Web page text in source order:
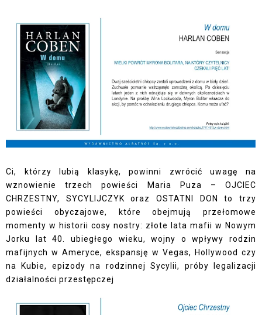
Ci, którzy lubią klasykę, powinni zwrócić uwagę na
wznowienie trzech powieści Maria Puza – OJCIEC
CHRZESTNY, SYCYLIJCZYK oraz OSTATNI DON to trzy
powieści obyczajowe, które obejmują przełomowe
momenty w historii cosy nostry: złote lata mafii w Nowym
Jorku lat 40. ubiegłego wieku, wojny o wpływy rodzin
mafijnych w Ameryce, ekspansję w Vegas, Hollywood czy
na Kubie, epizody na rodzinnej Sycylii, próby legalizacji
działalności przestępczej